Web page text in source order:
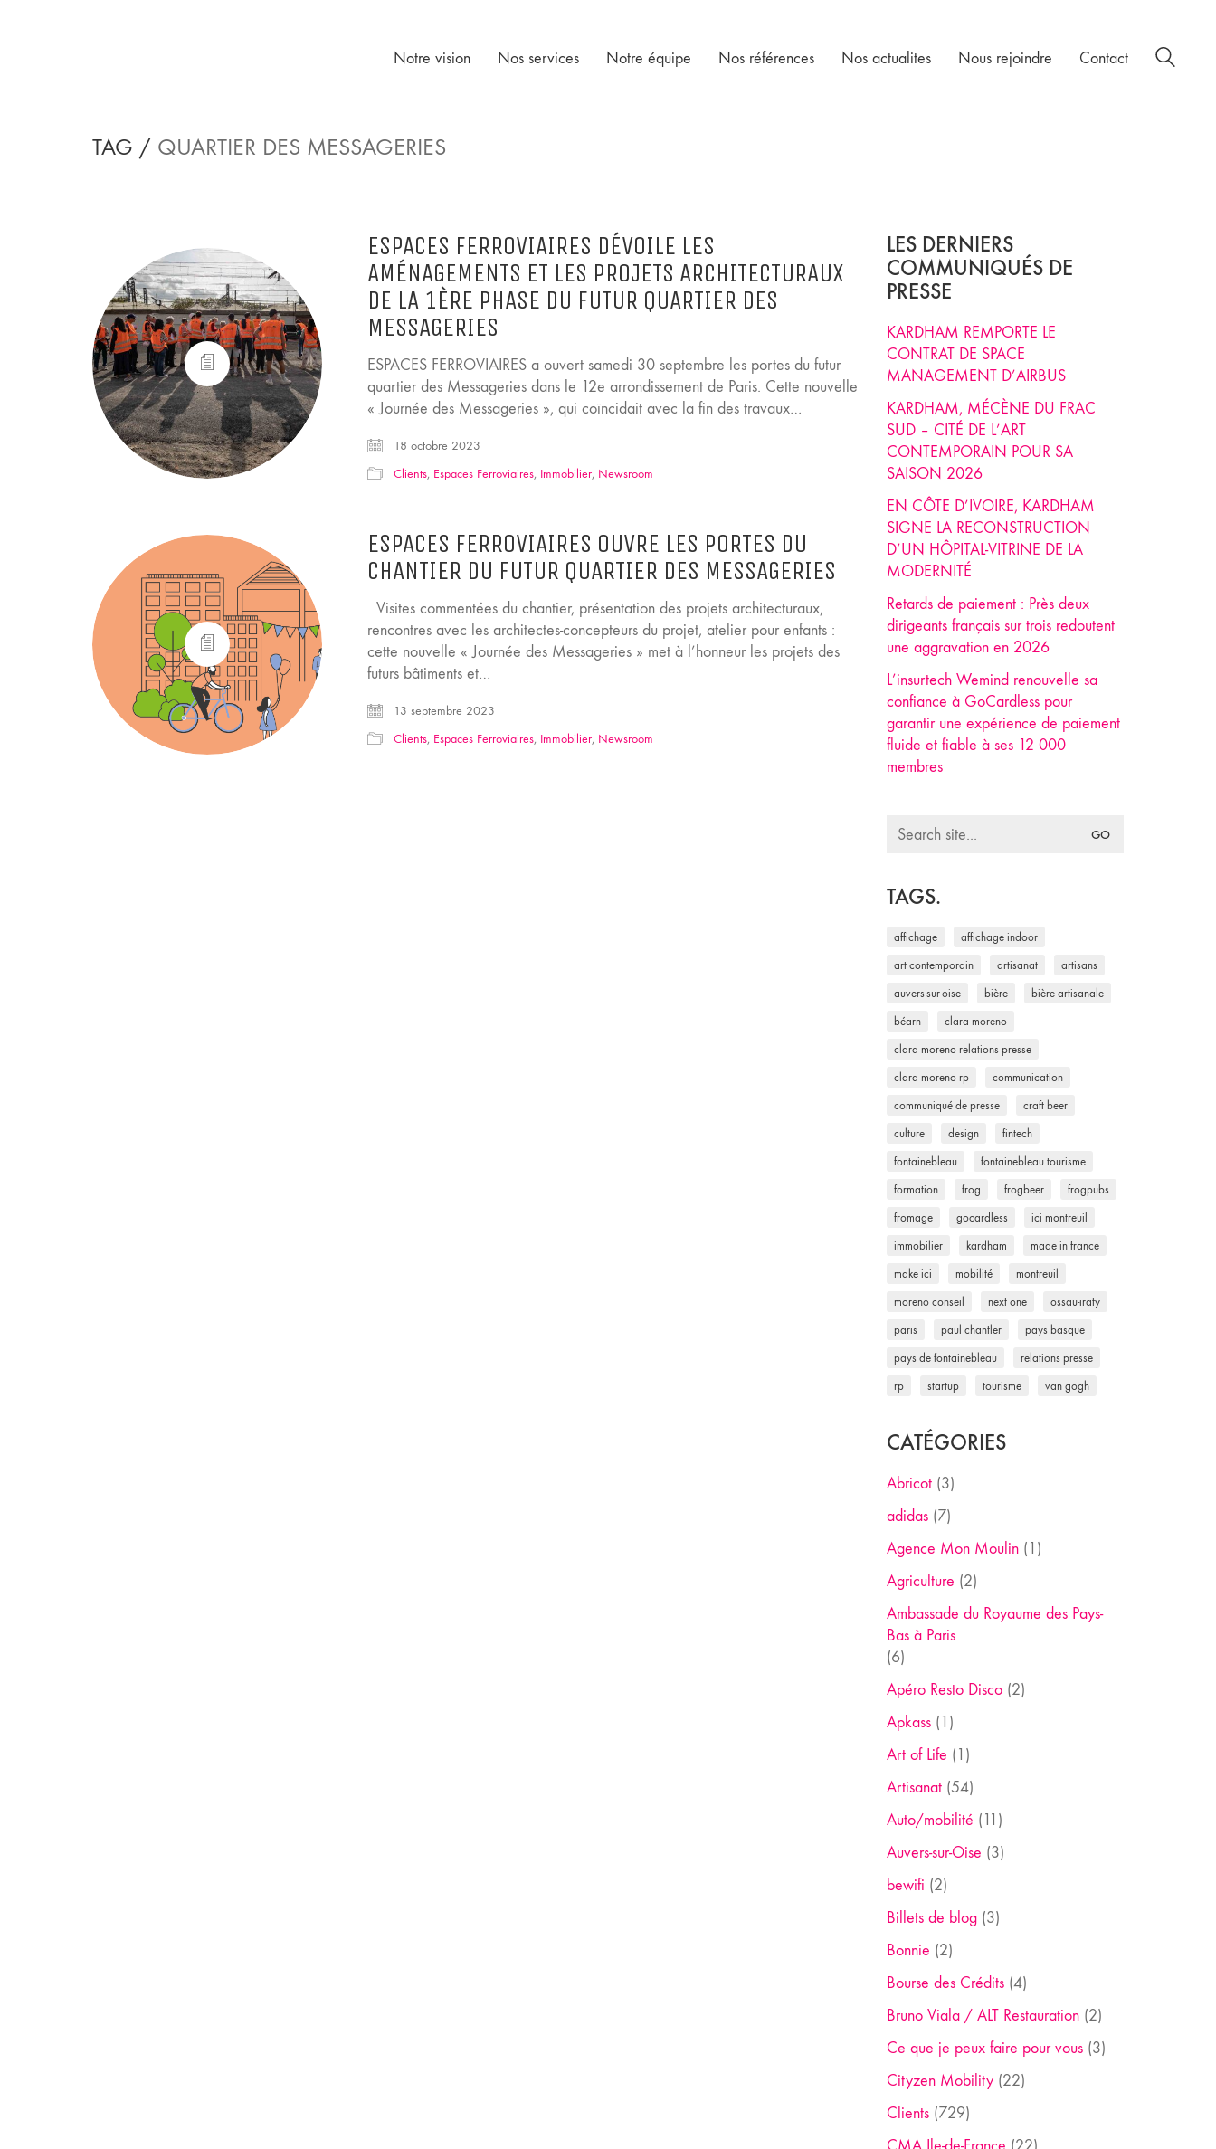
Notre vision Nos services Notre équipe Nos références Nos actualites Nous rejoindre Contact
TAG / QUARTIER DES MESSAGERIES
ESPACES FERROVIAIRES DÉVOILE LES
AMÉNAGEMENTS ET LES PROJETS ARCHITECTURAUX
DE LA 1ÈRE PHASE DU FUTUR QUARTIER DES
MESSAGERIES
ESPACES FERROVIAIRES a ouvert samedi 30 septembre les portes du futur
quartier des Messageries dans le 12e arrondissement de Paris. Cette nouvelle
« Journée des Messageries », qui coïncidait avec la fin des travaux…
18 octobre 2023
Clients, Espaces Ferroviaires, Immobilier, Newsroom
ESPACES FERROVIAIRES OUVRE LES PORTES DU
CHANTIER DU FUTUR QUARTIER DES MESSAGERIES
Visites commentées du chantier, présentation des projets architecturaux,
rencontres avec les architectes-concepteurs du projet, atelier pour enfants :
cette nouvelle « Journée des Messageries » met à l’honneur les projets des
futurs bâtiments et…
13 septembre 2023
Clients, Espaces Ferroviaires, Immobilier, Newsroom
LES DERNIERS
COMMUNIQUÉS DE
PRESSE
KARDHAM REMPORTE LE
CONTRAT DE SPACE
MANAGEMENT D’AIRBUS
KARDHAM, MÉCÈNE DU FRAC
SUD – CITÉ DE L’ART
CONTEMPORAIN POUR SA
SAISON 2026
EN CÔTE D’IVOIRE, KARDHAM
SIGNE LA RECONSTRUCTION
D’UN HÔPITAL-VITRINE DE LA
MODERNITÉ
Retards de paiement : Près deux
dirigeants français sur trois redoutent
une aggravation en 2026
L’insurtech Wemind renouvelle sa
confiance à GoCardless pour
garantir une expérience de paiement
fluide et fiable à ses 12 000
membres
Search
TAGS.
affichage affichage indoor
art contemporain artisanat artisans
auvers-sur-oise bière bière artisanale
béarn clara moreno
clara moreno relations presse
clara moreno rp communication
communiqué de presse craft beer
culture design fintech
fontainebleau fontainebleau tourisme
formation frog frogbeer frogpubs
fromage gocardless ici montreuil
immobilier kardham made in france
make ici mobilité montreuil
moreno conseil next one ossau-iraty
paris paul chantler pays basque
pays de fontainebleau relations presse
rp startup tourisme van gogh
CATÉGORIES
Abricot(3)
adidas(7)
Agence Mon Moulin(1)
Agriculture (2)
Ambassade du Royaume des Pays-
Bas à Paris
(6)
Apéro Resto Disco(2)
Apkass(1)
Art of Life (1)
Artisanat(54)
Auto/mobilité (11)
Auvers-sur-Oise (3)
bewifi (2)
Billets de blog(3)
Bonnie (2)
Bourse des Crédits(4)
Bruno Viala / ALT Restauration(2)
Ce que je peux faire pour vous(3)
Cityzen Mobility(22)
Clients(729)